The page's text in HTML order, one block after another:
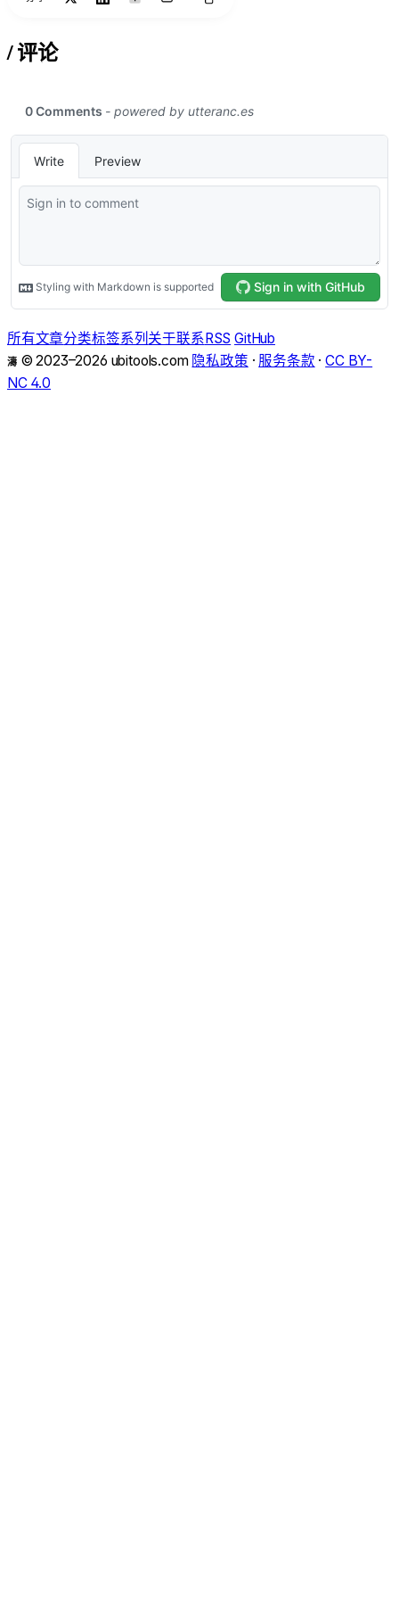
/评论
所有文章分类标签系列 关于联系RSS GitHub
濤 © 2023–2026 ubitools.com 隐私政策 · 服务条款 · CC BY-
NC 4.0